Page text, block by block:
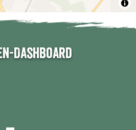
Dashboard